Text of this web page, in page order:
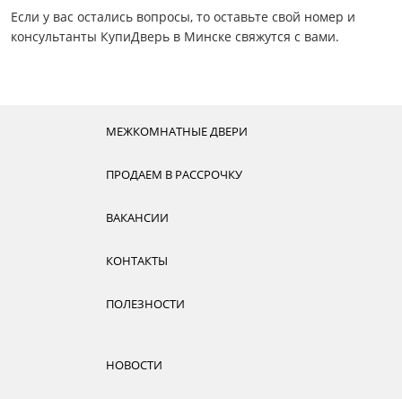
Если у вас остались вопросы, то оставьте свой номер и
консультанты КупиДверь в Минске свяжутся с вами.
МЕЖКОМНАТНЫЕ ДВЕРИ
ПРОДАЕМ В РАССРОЧКУ
ВАКАНСИИ
КОНТАКТЫ
ПОЛЕЗНОСТИ
НОВОСТИ